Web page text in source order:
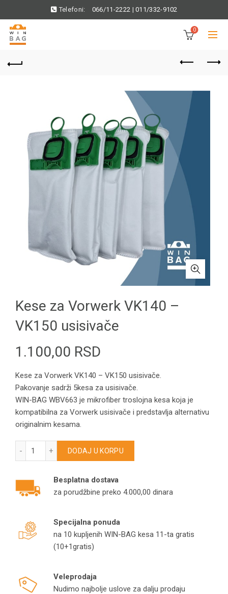
Telefoni: 066/11-2222 |011/332-9102
0
Kese za Vorwerk VK140 –
VK150 usisivače
1.100,00 RSD
Kese za Vorwerk VK140 – VK150 usisivače.
Pakovanje sadrži 5kesa za usisivače.
WIN-BAG WBV663 je mikrofiber troslojna kesa koja je
kompatibilna za Vorwerk usisivače i predstavlja alternativu
originalnim kesama.
DODAJ U KORPU
Besplatna dostava
za porudžbine preko 4.000,00 dinara
Specijalna ponuda
na 10 kupljenih WIN-BAG kesa 11-ta gratis
(10+1gratis)
Veleprodaja
Nudimo najbolje uslove za dalju prodaju